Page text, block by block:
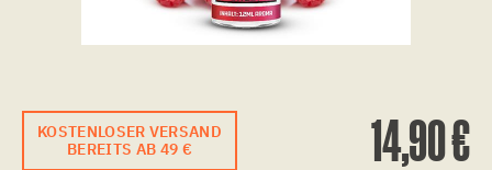
KOSTENLOSER VERSAND
BEREITS AB 49 €
14,90 €